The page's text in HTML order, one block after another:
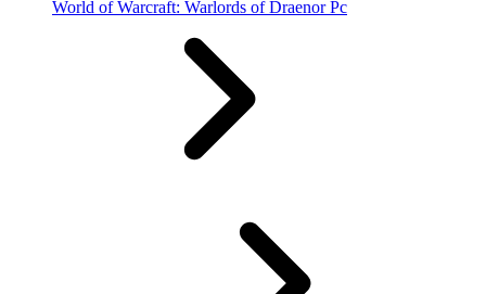
World of Warcraft: Warlords of Draenor Pc